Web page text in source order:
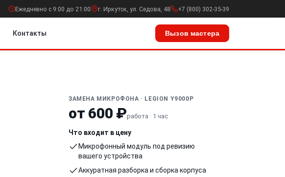
Ежедневно с 9:00 до 21:00 г. Иркутск, ул. Седова, 48 +7 (800) 302-35-39
Контакты Вызов мастера
ЗАМЕНА МИКРОФОНА · LEGION Y9000P
от 600 ₽работа · 1 час
Что входит в цену
Микрофонный модуль под ревизию
вашего устройства
Аккуратная разборка и сборка корпуса